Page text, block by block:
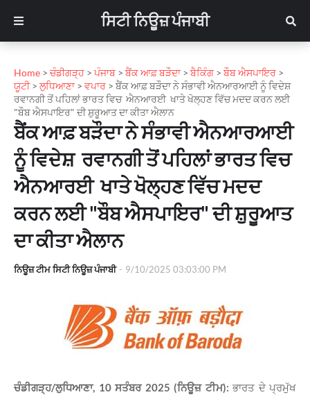
ਸਿਟੀ ਨਿਊਜ਼ ਪੰਜਾਬੀ
Home > ਚੰਡੀਗੜ੍ਹ > ਪੰਜਾਬ > ਬੈਂਕ ਆਫ਼ ਬੜੌਦਾ> ਬੈਕਿੰਗ > ਬੌਬ ਐਸਪਾਇਰ >
ਯੂਟੀ>ਲੁਧਿਆਣਾ> ਵਪਾਰ > ਬੈਂਕ ਆਫ਼ ਬੜੌਦਾ ਨੇ ਸੰਭਾਵੀ ਐਨਆਰਆਈ ਨੂੰ ਵਿਦੇਸ਼
ਰਵਾਨਗੀ ਤੋਂ ਪਹਿਲਾਂ ਭਾਰਤ ਵਿਚ ਐਨਆਰਈ ਖਾਤੇ ਖੋਲ੍ਹਣ ਵਿੱਚ ਮਦਦ ਕਰਨ ਲਈ
"ਬੌਬ ਐਸਪਾਇਰ" ਦੀ ਸ਼ੁਰੂਆਤ ਦਾ ਕੀਤਾ ਐਲਾਨ
ਬੈਂਕ ਆਫ਼ ਬੜੌਦਾ ਨੇ ਸੰਭਾਵੀ ਐਨਆਰਆਈ
ਨੂੰ ਵਿਦੇਸ਼ ਰਵਾਨਗੀ ਤੋਂ ਪਹਿਲਾਂ ਭਾਰਤ ਵਿਚ
ਐਨਆਰਈ ਖਾਤੇ ਖੋਲ੍ਹਣ ਵਿੱਚ ਮਦਦ
ਕਰਨ ਲਈ "ਬੌਬ ਐਸਪਾਇਰ" ਦੀ ਸ਼ੁਰੂਆਤ
ਦਾ ਕੀਤਾ ਐਲਾਨ
ਨਿਊਜ਼ ਟੀਮ ਸਿਟੀ ਨਿਊਜ਼ ਪੰਜਾਬੀ - 9/10/2025 03:03:00 PM
ਚੰਡੀਗੜ੍ਹ/ਲੁਧਿਆਣਾ, 10 ਸਤੰਬਰ 2025 (ਨਿਊਜ਼ ਟੀਮ): ਭਾਰਤ ਦੇ ਪ੍ਰਮੁੱਖ